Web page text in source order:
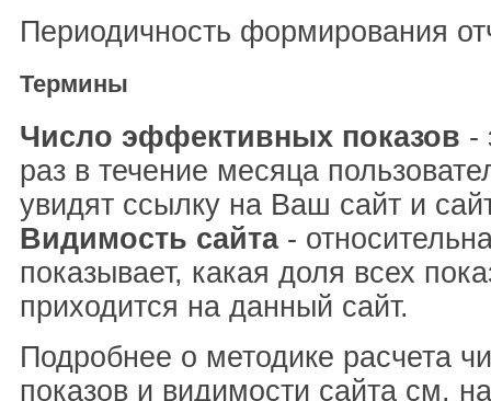
Периодичность формирования
Термины
Число эффективных показов -
раз в течение месяца
увидят ссылку на Ваш сайт и
Видимость сайта-
показывает, какая доля всех
приходится на данный сайт.
Подробнее о методике расчета
показов и видимости сайта см.